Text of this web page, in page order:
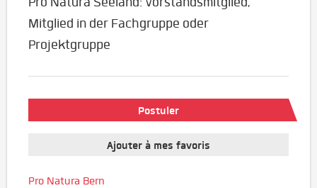
Mitglied in der Fachgruppe oder
Projektgruppe
Postuler
Ajouter à mes favoris
Pro Natura Bern